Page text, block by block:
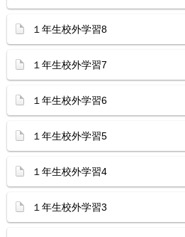
１年生校外学習8
１年生校外学習7
１年生校外学習6
１年生校外学習5
１年生校外学習4
１年生校外学習3